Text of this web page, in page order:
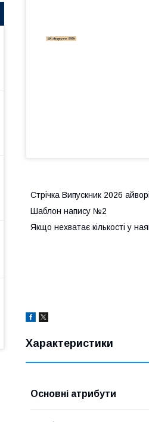
Стрічка Випускник 2026
Шаблон напису №2
Якщо нехватає кількості у
Характеристики
Основні атрибути